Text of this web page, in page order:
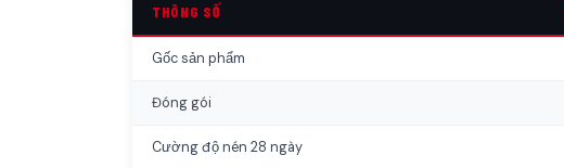
THÔNG SỐ
Gốc sản phẩm
Đóng gói
Cường độ nén 28 ngày